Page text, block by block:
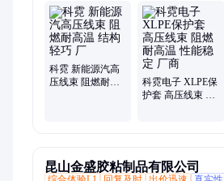
线束、锂电池线束、拖链电缆、EV线、
科霓 新能源汽高
压线束 阻燃耐高
科霓电子 XLPE保
护套 高压线束 阻
昆山金盛胶粘制品有限公司